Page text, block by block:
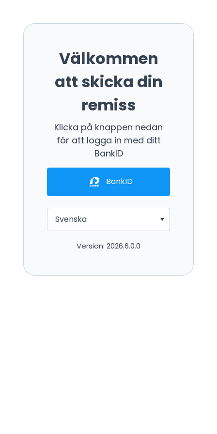
Välkommen
att skicka din
remiss
Klicka på knappen nedan
för att logga in med ditt
BankID
BankID
Svenska
Version: 2026.6.0.0